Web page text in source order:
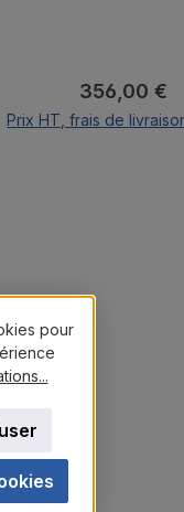
Prix régulier :
356,00 €
Prix HT, frais de
pour